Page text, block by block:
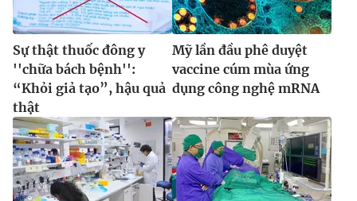
Sự thật thuốc đông y
''chữa bách bệnh'':
“Khỏi giả tạo”, hậu quả
thật
Mỹ lần đầu phê duyệt
vaccine cúm mùa ứng
dụng công nghệ mRNA